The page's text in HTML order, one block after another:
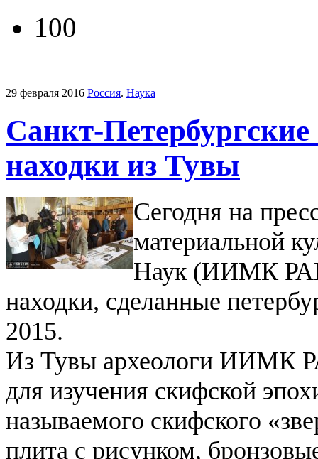
100
29 февраля 2016 Россия. Наука
Санкт-Петербургские
находки из Тувы
Сегодня на
материальной
Наук (ИИМК
находки, сделанные
2015.
Из Тувы археологи ИИМК
для изучения скифской
называемого скифского
плита с рисунком,